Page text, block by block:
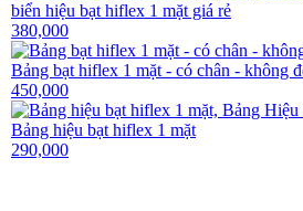
biển hiệu bạt hiflex 1 mặt giá rẻ
380,000
Bảng bạt hiflex 1 mặt - có chân - không
450,000
Bảng hiệu bạt hiflex 1 mặt
290,000